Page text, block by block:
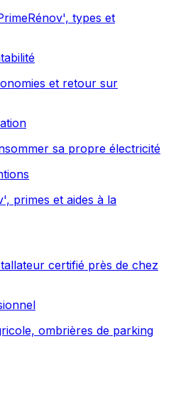
types et
et retour sur
sa propre électricité
primes et aides à la
certifié près de chez
ombrières de parking